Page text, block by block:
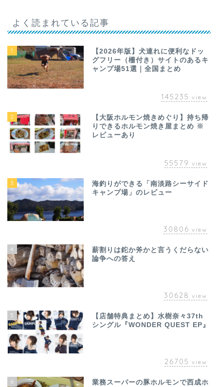
よく読まれている記事
1
【2026年版】犬連れに便利なドッ
グフリー（柵付き）サイトのあるキ
ャンプ場51選｜全国まとめ
145235 view
2
【大阪ホルモン焼きめぐり】持ち帰
りできるホルモン焼き屋まとめ ※
レビューあり
55579 view
3
海釣りができる「南淡路シーサイド
キャンプ場」のレビュー
30806 view
4
薪割りは鉈か斧かと言うくだらない
論争への答え
30628 view
5
【店舗特典まとめ】水樹奈々37th
シングル『WONDER QUEST EP』
26705 view
6
業務スーパーの豚ホルモンで西成ホ